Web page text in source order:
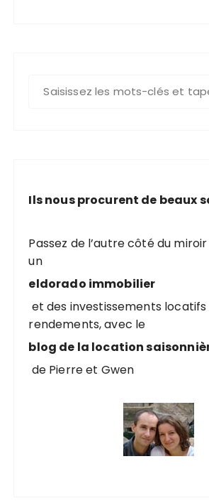
h
p
o
u
:
Ils nous procurent de beaux
Passez de l’autre côté du
un
eldorado immobilier
et des investissements locatifs
rendements, avec le
blog de la location
de Pierre et Gwen